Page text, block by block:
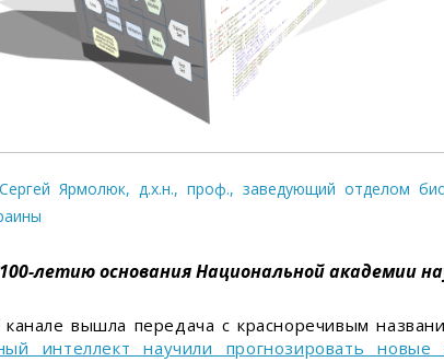
услугах
Сергей Ярмолюк, д.х.н., проф., заведующий отделом
летию основания Национальной академии
вышла передача с красноречивым
интеллект научили прогнозировать новые